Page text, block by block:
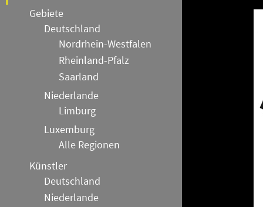
Gebiete
Deutschland
Nordrhein-Westfalen
Rheinland-Pfalz
Saarland
Niederlande
Limburg
Luxemburg
Alle Regionen
Künstler
Deutschland
Niederlande